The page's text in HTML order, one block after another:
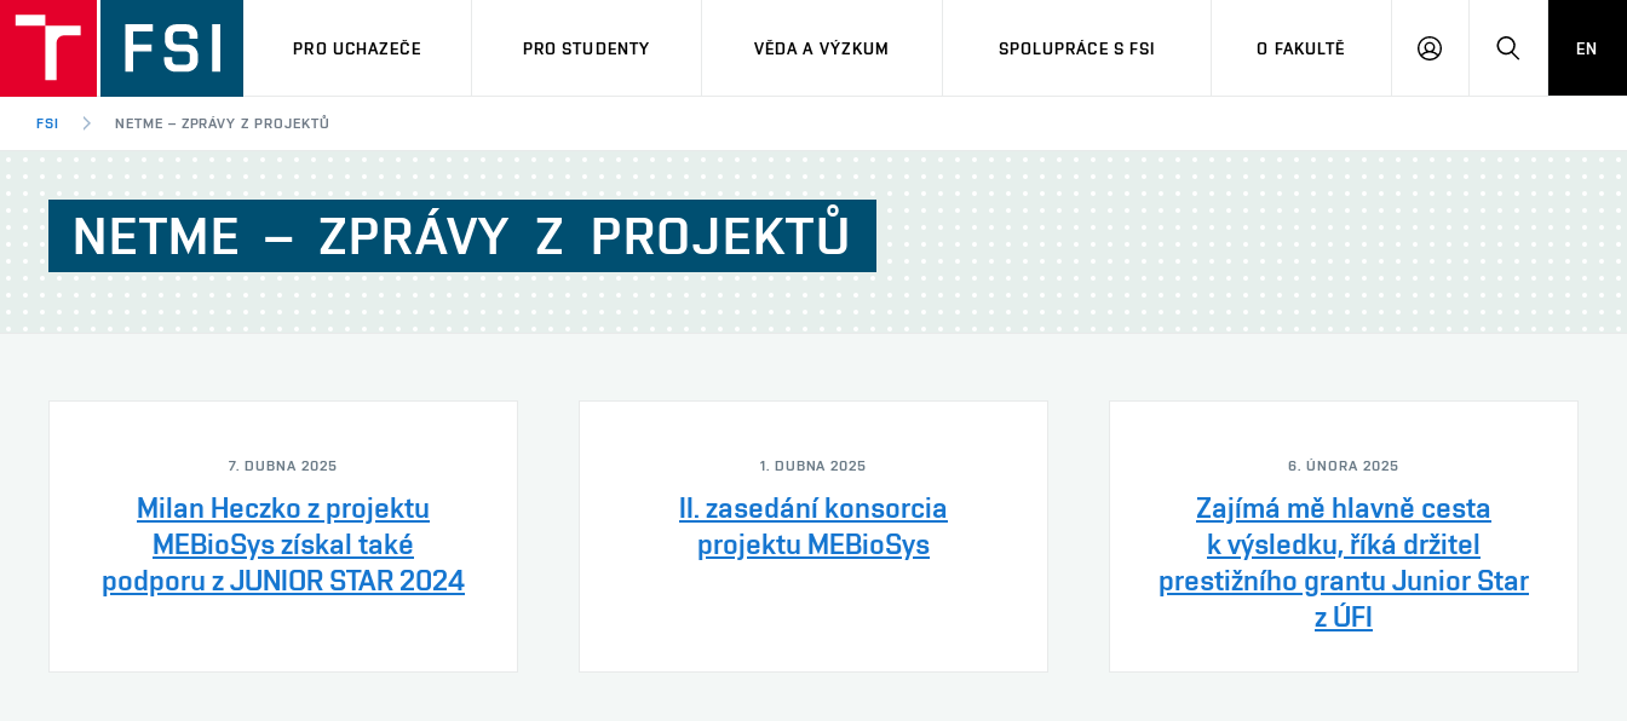
PRO UCHAZEČE PRO STUDENTY VĚDA A VÝZKUM SPOLUPRÁCE S FSI O FAKULTĚ
PŘIHLÁŠENÍHLEDAT
EN
FSI NETME – ZPRÁVY Z PROJEKTŮ
NETME – ZPRÁVY Z PROJEKTŮ
7. DUBNA 2025
Milan Heczko z projektu
MEBioSys získal také
podporu z JUNIOR STAR 2024
1. DUBNA 2025
II. zasedání konsorcia
projektu MEBioSys
6. ÚNORA 2025
Zajímá mě hlavně cesta
k výsledku, říká držitel
prestižního grantu Junior Star
z ÚFI